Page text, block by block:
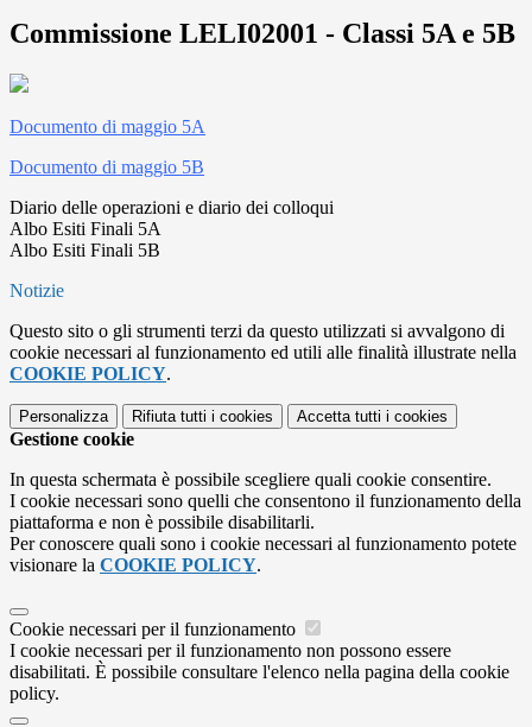
Commissione LELI02001 - Classi 5A e 5B
Documento di maggio 5A
Documento di maggio 5B
Diario delle operazioni e diario dei colloqui
Albo Esiti Finali 5A
Albo Esiti Finali 5B
Notizie
Questo sito o gli strumenti terzi da questo utilizzati si avvalgono di
cookie necessari al funzionamento ed utili alle finalità illustrate nella
COOKIE POLICY.
Personalizza Rifiuta tutti i cookies Accetta tutti i cookies
Gestione cookie
In questa schermata è possibile scegliere quali cookie consentire.
I cookie necessari sono quelli che consentono il funzionamento della
piattaforma e non è possibile disabilitarli.
Per conoscere quali sono i cookie necessari al funzionamento potete
visionare la COOKIE POLICY.
Cookie necessari per il funzionamento
I cookie necessari per il funzionamento non possono essere
disabilitati. È possibile consultare l'elenco nella pagina della cookie
policy.